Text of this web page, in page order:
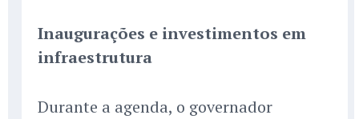
Inaugurações e investimentos em
infraestrutura
Durante a agenda, o governador